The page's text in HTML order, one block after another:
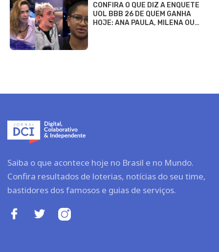
CONFIRA O QUE DIZ A ENQUETE
UOL BBB 26 DE QUEM GANHA
HOJE: ANA PAULA, MILENA OU…
Saiba o que acontece hoje no Brasil e no Mundo.
Confira resultados de loterias, notícias do seu time,
bastidores dos famosos e guias de serviços.